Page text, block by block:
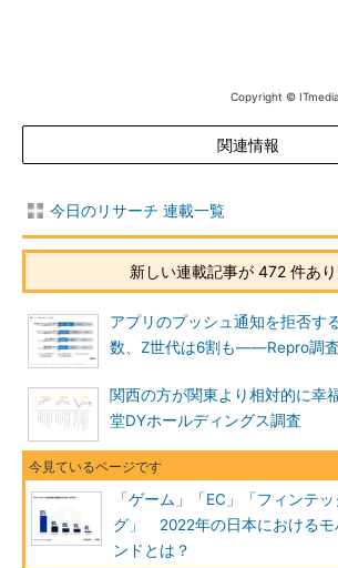
Copyright ©
関連情報
今日のリサーチ 連載一覧
新しい連載記事が 472 件あ
アプリのプッシュ通知を拒否す
数、Z世代は6割も――Repro調査
関西の方が関東より相対的に
堂DYホールディングス調査
「ゲーム」「EC」「フィンテ
グ」 2022年の日本におけるモ
ンドとは？